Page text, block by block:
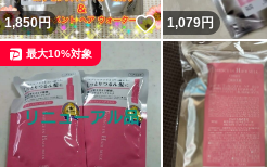
1,850円 いいね！
1,079円
最大10%対象